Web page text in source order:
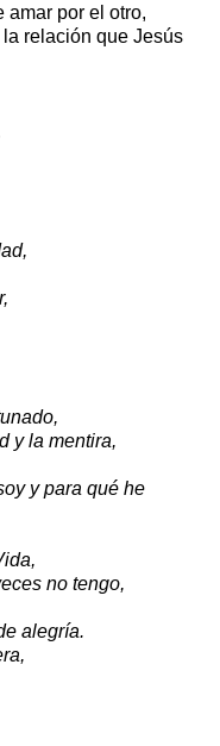
amar por el otro,
relación que Jesús
y la mentira,
y para qué he
no tengo,
alegría.